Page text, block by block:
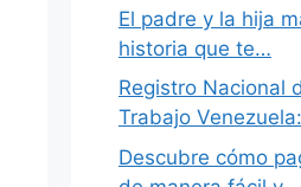
El padre y la hija
historia que te…
Registro Nacional
Trabajo
Descubre cómo